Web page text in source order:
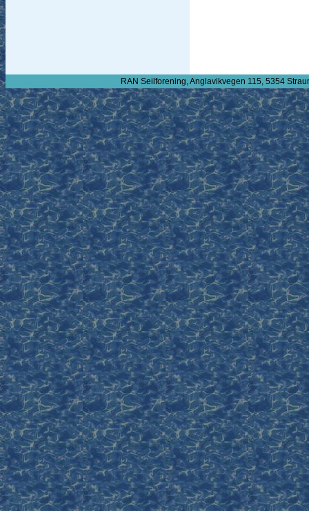
RAN Seilforening, Anglavikvegen 115, 5354